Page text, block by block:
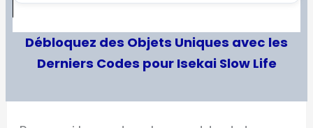
Débloquez des Objets Uniques avec les
Derniers Codes pour Isekai Slow Life